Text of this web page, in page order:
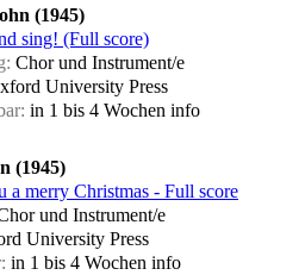
(1945)
sing! (Full score)
Chor und Instrument/e
University Press
in 1 bis 4 Wochen info
(1945)
a merry Christmas - Full score
und Instrument/e
University Press
in 1 bis 4 Wochen info